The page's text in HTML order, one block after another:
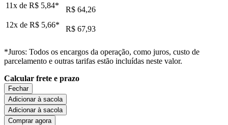
11x de R$ 5,84*
R$ 64,26
12x de R$ 5,66* R$ 67,93
*Juros: Todos os encargos da operação, como juros, custo de
parcelamento e outras tarifas estão incluídas neste valor.
Calcular frete e prazo
Fechar
Adicionar à sacola
Adicionar à sacola
Comprar agora